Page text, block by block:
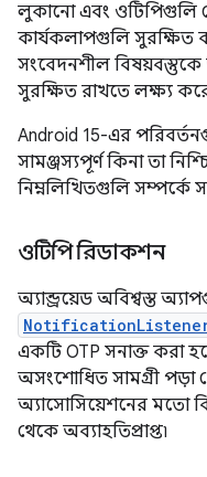
লুকানো এবং ওটিপিগুলি
কার্যকলাপগুলি সুরক্ষিত
সংবেদনশীল
সুরক্ষিত রাখতে লক্ষ্য
Android 15-এর
সামঞ্জস্যপূর্ণ কিনা তা
নিম্নলিখিতগুলি সম্পর্কে
ওটিপি রিডাকশন
অ্যান্ড্রয়েড অবিশ্বস্ত
একটি OTP সনাক্ত করা
অসংশোধিত সামগ্রী পড়া
অ্যাসোসিয়েশনের মতো
থেকে অব্যাহতিপ্রাপ্ত৷